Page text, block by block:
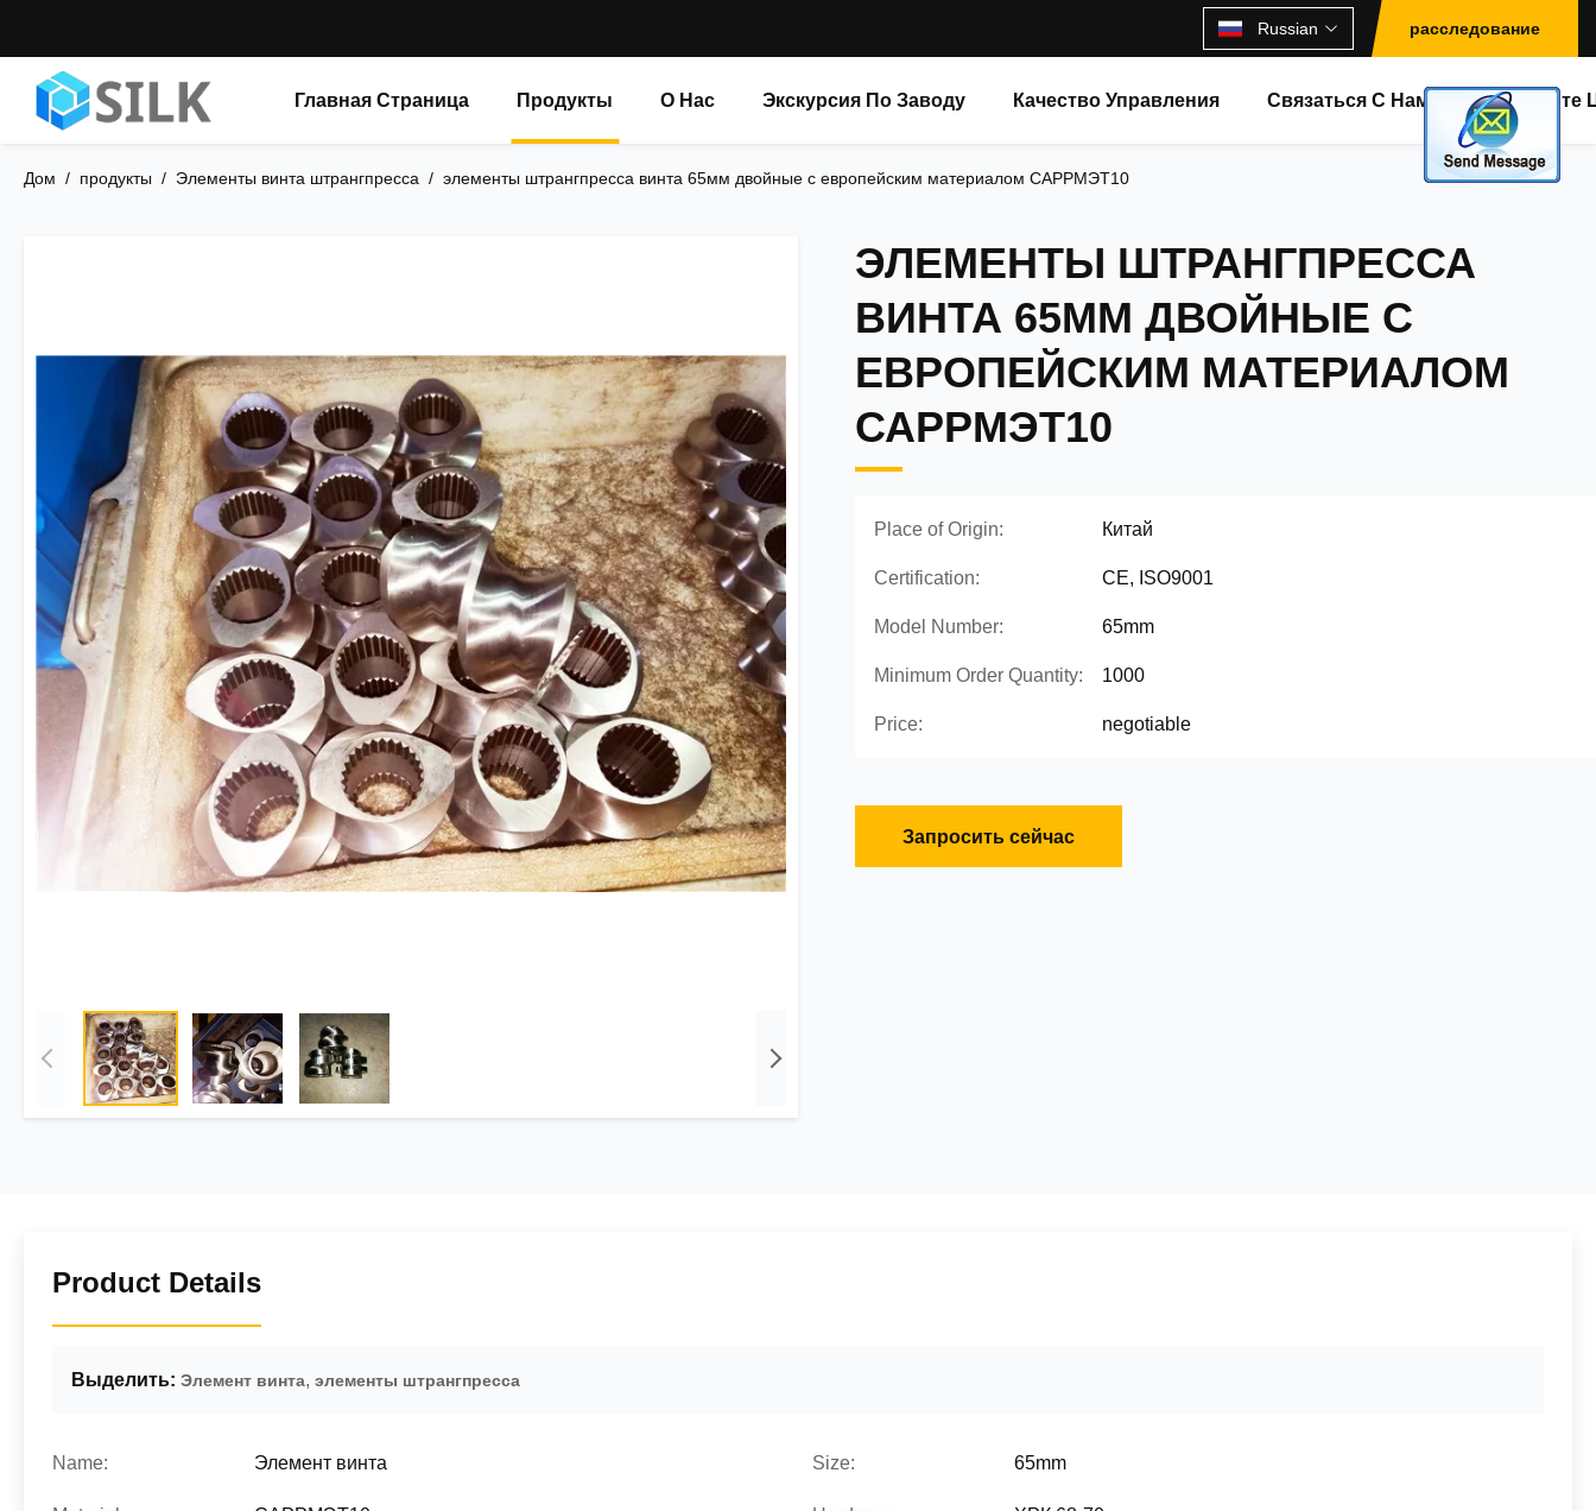
Russian расследование
Главная Страница Продукты О Нас Экскурсия По Заводу Качество Управления Связаться С Нами Спросите
Дом / продукты / Элементы винта штрангпресса / элементы штрангпресса винта 65мм двойные с европейским материалом САРРМЭТ10
ЭЛЕМЕНТЫ ШТРАНГПРЕССА
ВИНТА 65ММ ДВОЙНЫЕ С
ЕВРОПЕЙСКИМ МАТЕРИАЛОМ
САРРМЭТ10
Place of Origin: Китай
Certification: CE, ISO9001
Model Number: 65mm
Minimum Order Quantity: 1000
Price: negotiable
Запросить сейчас
Product Details
Выделить: Элемент винта, элементы штрангпресса
Name: Элемент винта Size: 65mm